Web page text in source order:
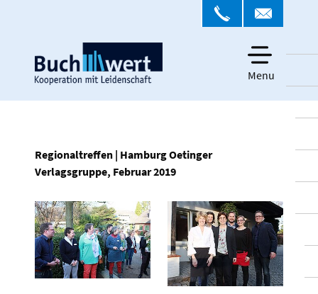
Menu
Regionaltreffen | Hamburg Oetinger
Verlagsgruppe, Februar 2019